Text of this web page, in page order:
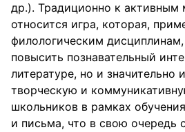
др.). Традиционно к активным
относится игра, которая,
филологическим
повысить познавательный
литературе, но и значительно
творческую и
школьников в рамках
и письма, что в свою очередь